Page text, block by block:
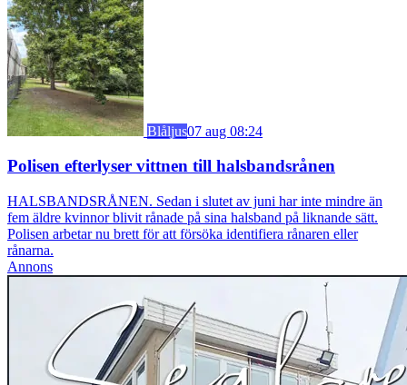
Blåljus07 aug 08:24
Polisen efterlyser vittnen till halsbandsrånen
HALSBANDSRÅNEN. Sedan i slutet av juni har inte mindre än
fem äldre kvinnor blivit rånade på sina halsband på liknande sätt.
Polisen arbetar nu brett för att försöka identifiera rånaren eller
rånarna.
Annons